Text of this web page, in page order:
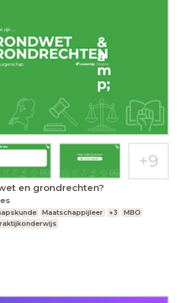
en grondrechten?
Maatschappijleer +3
MBO